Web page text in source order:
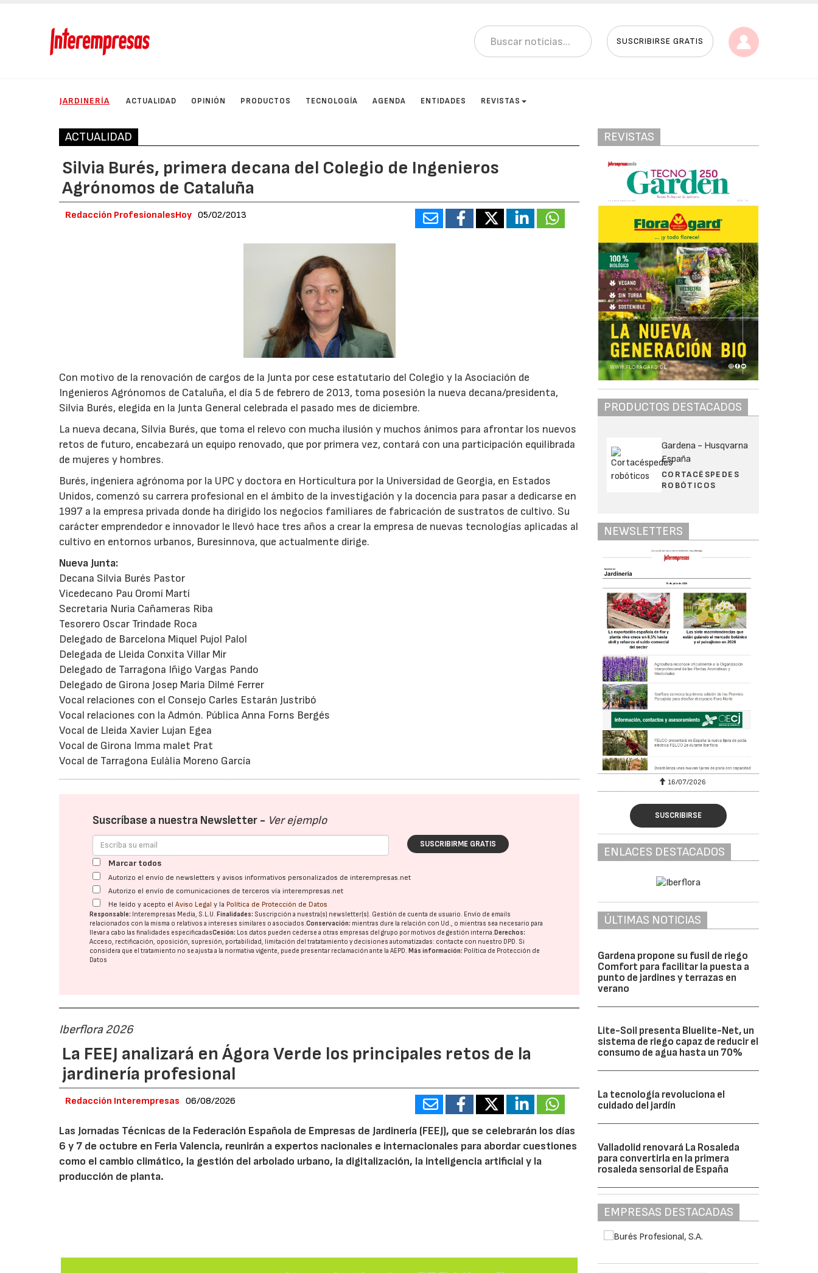
SUSCRIBIRSE GRATIS
JARDINERÍA ACTUALIDAD OPINIÓN PRODUCTOS TECNOLOGÍA AGENDA ENTIDADES REVISTAS
ACTUALIDAD
Silvia Burés, primera decana del Colegio de Ingenieros
Agrónomos de Cataluña
Redacción ProfesionalesHoy 05/02/2013
Con motivo de la renovación de cargos de la Junta por cese estatutario del Colegio y la Asociación de
Ingenieros Agrónomos de Cataluña, el día 5 de febrero de 2013, toma posesión la nueva decana/presidenta,
Silvia Burés, elegida en la Junta General celebrada el pasado mes de diciembre.
La nueva decana, Silvia Burés, que toma el relevo con mucha ilusión y muchos ánimos para afrontar los nuevos
retos de futuro, encabezará un equipo renovado, que por primera vez, contará con una participación equilibrada
de mujeres y hombres.
Burés, ingeniera agrónoma por la UPC y doctora en Horticultura por la Universidad de Georgia, en Estados
Unidos, comenzó su carrera profesional en el ámbito de la investigación y la docencia para pasar a dedicarse en
1997 a la empresa privada donde ha dirigido los negocios familiares de fabricación de sustratos de cultivo. Su
carácter emprendedor e innovador le llevó hace tres años a crear la empresa de nuevas tecnologías aplicadas al
cultivo en entornos urbanos, Buresinnova, que actualmente dirige.
Nueva Junta:
Decana Silvia Burés Pastor
Vicedecano Pau Oromí Martí
Secretaria Nuria Cañameras Riba
Tesorero Oscar Trindade Roca
Delegado de Barcelona Miquel Pujol Palol
Delegada de Lleida Conxita Villar Mir
Delegado de Tarragona Iñigo Vargas Pando
Delegado de Girona Josep Maria Dilmé Ferrer
Vocal relaciones con el Consejo Carles Estarán Justribó
Vocal relaciones con la Admón. Pública Anna Forns Bergés
Vocal de Lleida Xavier Lujan Egea
Vocal de Girona Imma malet Prat
Vocal de Tarragona Eulàlia Moreno García
Suscríbase a nuestra Newsletter - Ver ejemplo
SUSCRIBIRME GRATIS
Marcar todos
Autorizo el envío de newsletters y avisos informativos personalizados de interempresas.net
Autorizo el envío de comunicaciones de terceros vía interempresas.net
He leído y acepto elAviso Legal y la Política de Protección de Datos
Responsable: Interempresas Media, S.L.U.Finalidades: Suscripción a nuestra(s) newsletter(s). Gestión de cuenta de usuario. Envío de emails
relacionados con la misma o relativos a intereses similares o asociados.Conservación: mientras dure la relación con Ud., o mientras sea necesario para
llevar a cabo las finalidades especificadasCesión: Los datos pueden cederse a otras empresas del grupo por motivos de gestión interna.Derechos:
Acceso, rectificación, oposición, supresión, portabilidad, limitación del tratatamiento y decisiones automatizadas: contacte con nuestro DPD. Si
considera que el tratamiento no se ajusta a la normativa vigente, puede presentar reclamación ante laAEPD.Más información: Política de Protección de
Datos
Iberflora 2026
La FEEJ analizará en Ágora Verde los principales retos de la
jardinería profesional
Redacción Interempresas 06/08/2026
Las Jornadas Técnicas de la Federación Española de Empresas de Jardinería (FEEJ), que se celebrarán los días
6 y 7 de octubre en Feria Valencia, reunirán a expertos nacionales e internacionales para abordar cuestiones
como el cambio climático, la gestión del arbolado urbano, la digitalización, la inteligencia artificial y la
producción de planta.
REVISTAS
PRODUCTOS DESTACADOS
Gardena - Husqvarna
España
CORTACÉSPEDES
ROBÓTICOS
NEWSLETTERS
16/07/2026 30/07/2026 16/07/2026
SUSCRIBIRSE
ENLACES DESTACADOS
ÚLTIMAS NOTICIAS
Gardena propone su fusil de riego
Comfort para facilitar la puesta a
punto de jardines y terrazas en
verano
Lite-Soil presenta Bluelite-Net, un
sistema de riego capaz de reducir el
consumo de agua hasta un 70%
La tecnología revoluciona el
cuidado del jardín
Valladolid renovará La Rosaleda
para convertirla en la primera
rosaleda sensorial de España
EMPRESAS DESTACADAS